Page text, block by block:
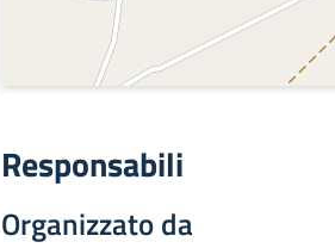
Responsabili
Organizzato da